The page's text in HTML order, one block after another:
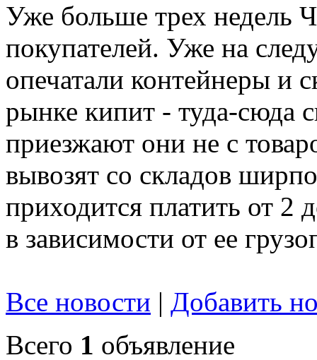
Уже больше трех недель
покупателей. Уже на
опечатали контейнеры и
рынке кипит - туда-сюда
приезжают они не с
вывозят со складов
приходится платить от 2
в зависимости от ее
Все новости | Добавить
Всего 1 объявление